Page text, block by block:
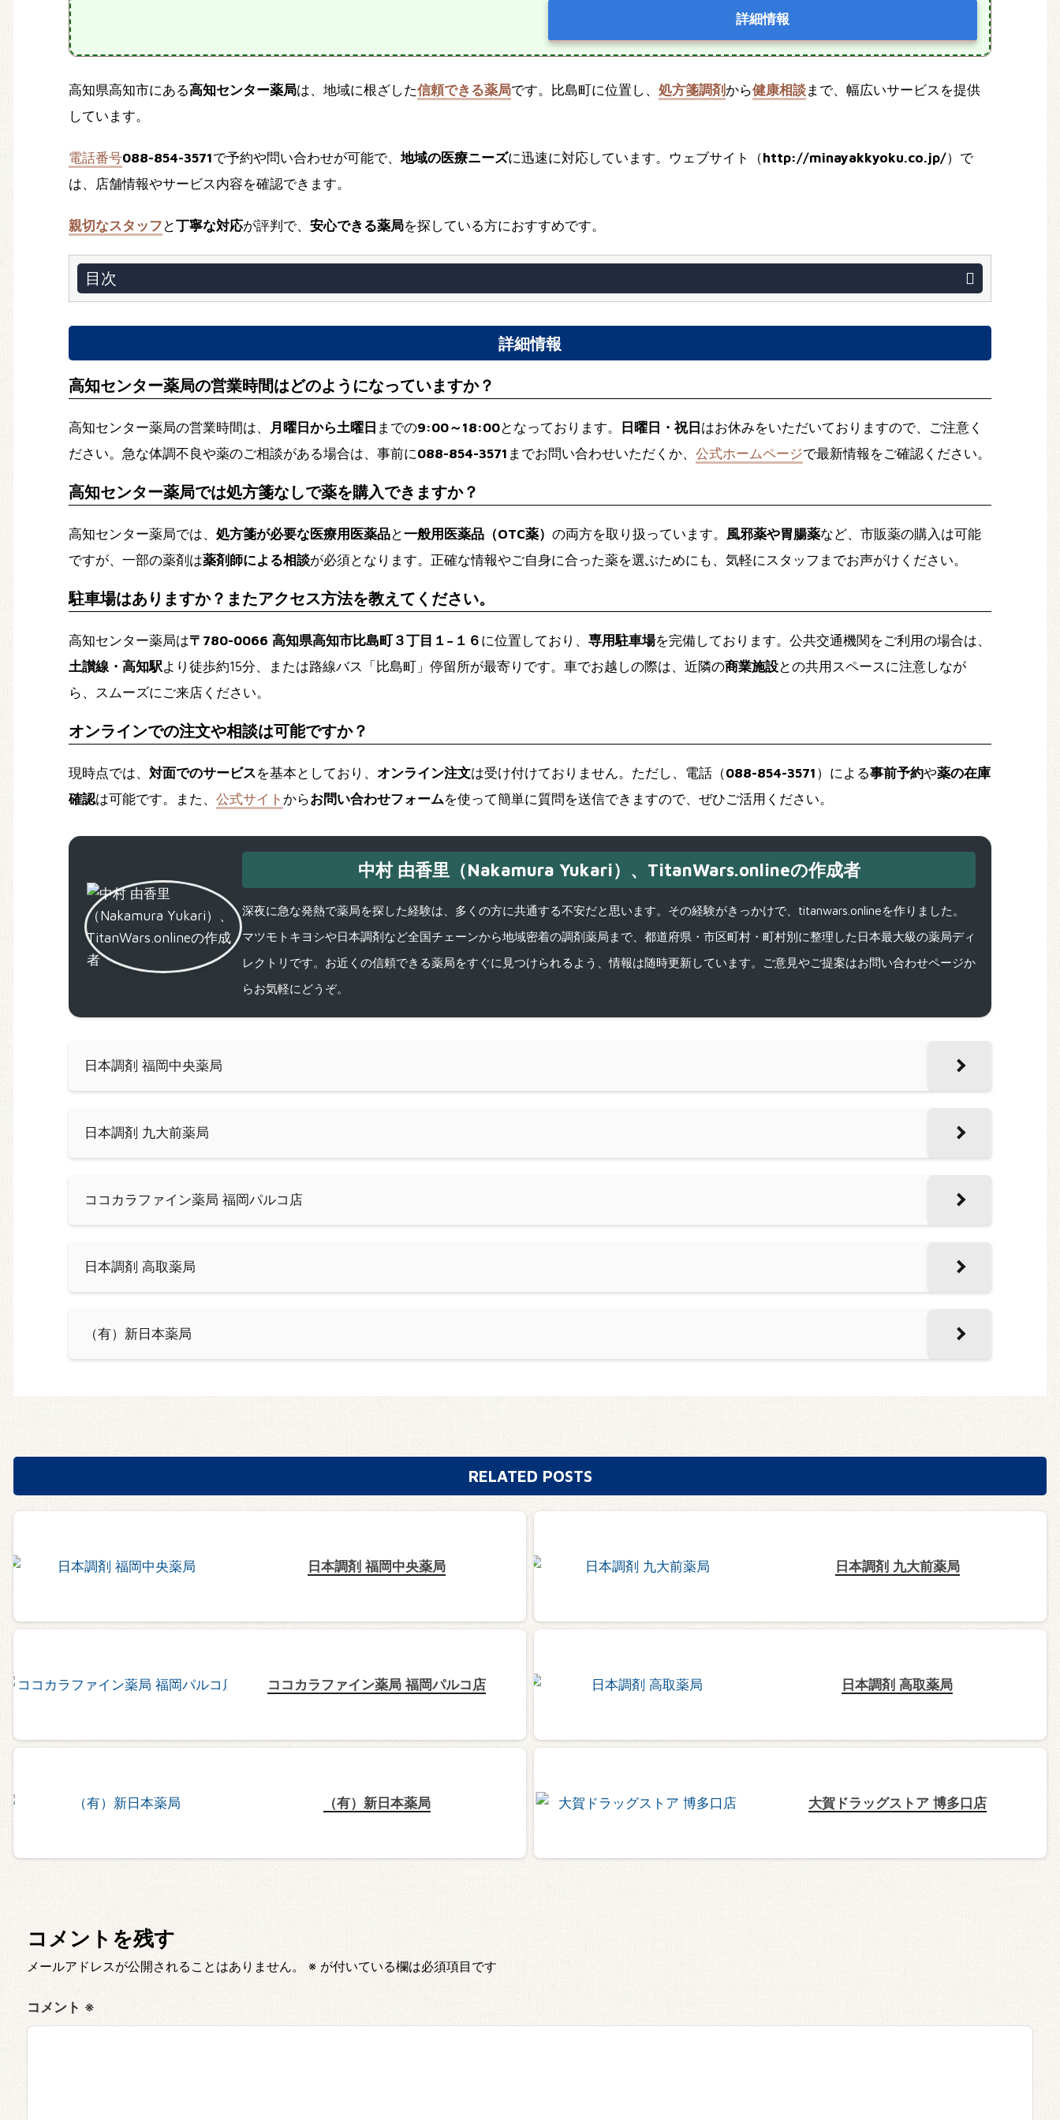
詳細情報
高知県高知市にある高知センター薬局は、地域に根ざした信頼できる薬局です。比島町に位置し、 処方箋調剤 から健康相談まで、幅広いサービスを提供
しています。
電話番号088-854-3571で予約や問い合わせが可能で、 地域の医療ニーズに迅速に対応しています。ウェブサイト（http://minayakkyoku.co.jp/）で
は、店舗情報やサービス内容を確認できます。
親切なスタッフ と丁寧な対応が評判で、 安心できる薬局を探している方におすすめです。
目次
詳細情報
高知センター薬局の営業時間はどのようになっていますか？
高知センター薬局の営業時間は、 月曜日から土曜日 までの9:00～18:00となっております。 日曜日・祝日はお休みをいただいておりますので、ご注意く
ださい。急な体調不良や薬のご相談がある場合は、事前に088-854-3571 までお問い合わせいただくか、 公式ホームページで最新情報をご確認ください。
高知センター薬局では処方箋なしで薬を購入できますか？
高知センター薬局では、 処方箋が必要な医療用医薬品と一般用医薬品（OTC薬） の両方を取り扱っています。 風邪薬や胃腸薬など、市販薬の購入は可能
ですが、一部の薬剤は薬剤師による相談が必須となります。正確な情報やご自身に合った薬を選ぶためにも、気軽にスタッフまでお声がけください。
駐車場はありますか？またアクセス方法を教えてください。
高知センター薬局は〒780-0066 高知県高知市比島町３丁目１−１６ に位置しており、 専用駐車場を完備しております。公共交通機関をご利用の場合は、
土讃線・高知駅より徒歩約15分、または路線バス「比島町」停留所が最寄りです。車でお越しの際は、近隣の商業施設との共用スペースに注意しなが
ら、スムーズにご来店ください。
オンラインでの注文や相談は可能ですか？
現時点では、 対面でのサービスを基本としており、 オンライン注文は受け付けておりません。ただし、電話（088-854-3571 ）による事前予約や薬の在庫
確認は可能です。また、 公式サイト からお問い合わせフォームを使って簡単に質問を送信できますので、ぜひご活用ください。
中村 由香里（Nakamura Yukari）、TitanWars.onlineの作成者
深夜に急な発熱で薬局を探した経験は、多くの方に共通する不安だと思います。その経験がきっかけで、titanwars.onlineを作りました。
マツモトキヨシや日本調剤など全国チェーンから地域密着の調剤薬局まで、都道府県・市区町村・町村別に整理した日本最大級の薬局ディ
レクトリです。お近くの信頼できる薬局をすぐに見つけられるよう、情報は随時更新しています。ご意見やご提案はお問い合わせページか
らお気軽にどうぞ。
日本調剤 福岡中央薬局
日本調剤 九大前薬局
ココカラファイン薬局 福岡パルコ店
日本調剤 高取薬局
（有）新日本薬局
RELATED POSTS
日本調剤 福岡中央薬局 日本調剤 九大前薬局
ココカラファイン薬局 福岡パルコ店 日本調剤 高取薬局
（有）新日本薬局 大賀ドラッグストア 博多口店
コメントを残す
メールアドレスが公開されることはありません。 ※ が付いている欄は必須項目です
コメント ※